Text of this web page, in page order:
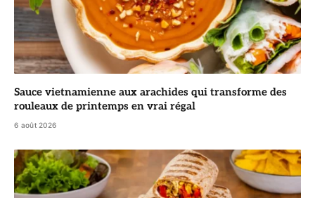
Sauce vietnamienne aux arachides qui transforme des
rouleaux de printemps en vrai régal
6 août 2026